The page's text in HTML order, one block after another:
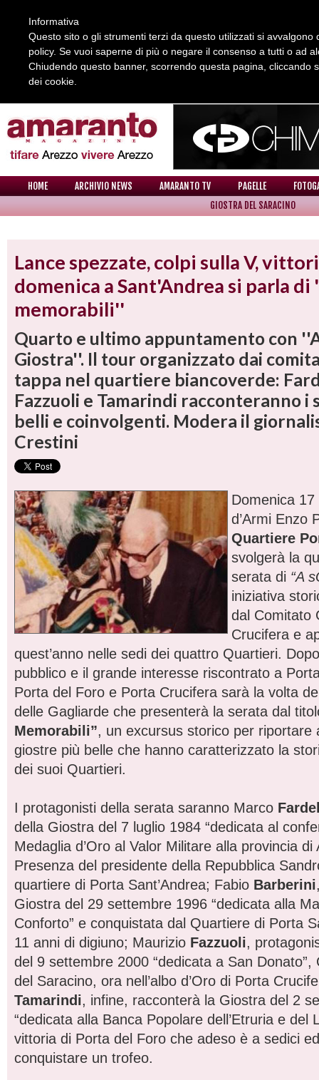
REDAZIONE COLLABORA CON NOI
HOME ARCHIVIO NEWS AMARANTO TV PAGELLE
GIOSTRA DEL SARACINO
Lance spezzate, colpi sulla V,
domenica a Sant'Andrea si parla
memorabili''
Quarto e ultimo appuntamento con
Giostra''. Il tour organizzato dai
tappa nel quartiere biancoverde:
Fazzuoli e Tamarindi racconteranno i
belli e coinvolgenti. Modera il
Crestini
Domenica 17
d’Armi Enzo
Quartiere
svolgerà la
serata di “A
iniziativa
dal Comitato
Crucifera e
quest’anno nelle sedi dei quattro Quartieri.
pubblico e il grande interesse riscontrato a
Porta del Foro e Porta Crucifera sarà la volta
delle Gagliarde che presenterà la serata dal
Memorabili”, un excursus storico per riportare
giostre più belle che hanno caratterizzato la
dei suoi Quartieri.
I protagonisti della serata saranno Marco
della Giostra del 7 luglio 1984 “dedicata al
Medaglia d’Oro al Valor Militare alla provincia di
Presenza del presidente della Repubblica
quartiere di Porta Sant’Andrea; Fabio Barberini
Giostra del 29 settembre 1996 “dedicata alla
Conforto” e conquistata dal Quartiere di Porta
11 anni di digiuno; Maurizio Fazzuoli,
del 9 settembre 2000 “dedicata a San
del Saracino, ora nell’albo d’Oro di Porta
Tamarindi, infine, racconterà la Giostra del 2
“dedicata alla Banca Popolare dell’Etruria e del
vittoria di Porta del Foro che adeso è a sedici
conquistare un trofeo.
Informativa
Questo sito o gli strumenti terzi da questo utilizzati si
policy. Se vuoi saperne di più o negare il consenso a tutti o ad
Chiudendo questo banner, scorrendo questa pagina, cliccando
dei cookie.